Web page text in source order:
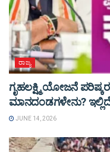
ರಾಜ್ಯ
ಗೃಹಲಕ್ಷ್ಮಿ ಯೋಜನೆ
ಮಾನದಂಡಗಳೇನು?
JUNE 14, 2026